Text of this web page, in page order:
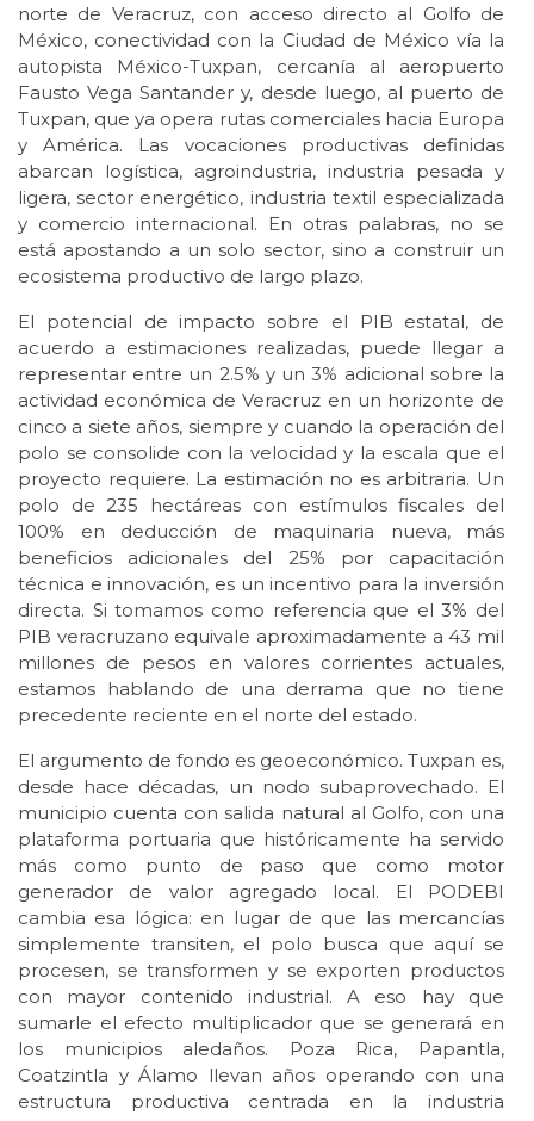
norte de Veracruz, con acceso directo al Golfo de
México, conectividad con la Ciudad de México vía la
autopista México-Tuxpan, cercanía al aeropuerto
Fausto Vega Santander y, desde luego, al puerto de
Tuxpan, que ya opera rutas comerciales hacia Europa
y América. Las vocaciones productivas definidas
abarcan logística, agroindustria, industria pesada y
ligera, sector energético, industria textil especializada
y comercio internacional. En otras palabras, no se
está apostando a un solo sector, sino a construir un
ecosistema productivo de largo plazo.
El potencial de impacto sobre el PIB estatal, de
acuerdo a estimaciones realizadas, puede llegar a
representar entre un 2.5% y un 3% adicional sobre la
actividad económica de Veracruz en un horizonte de
cinco a siete años, siempre y cuando la operación del
polo se consolide con la velocidad y la escala que el
proyecto requiere. La estimación no es arbitraria. Un
polo de 235 hectáreas con estímulos fiscales del
100% en deducción de maquinaria nueva, más
beneficios adicionales del 25% por capacitación
técnica e innovación, es un incentivo para la inversión
directa. Si tomamos como referencia que el 3% del
PIB veracruzano equivale aproximadamente a 43 mil
millones de pesos en valores corrientes actuales,
estamos hablando de una derrama que no tiene
precedente reciente en el norte del estado.
El argumento de fondo es geoeconómico. Tuxpan es,
desde hace décadas, un nodo subaprovechado. El
municipio cuenta con salida natural al Golfo, con una
plataforma portuaria que históricamente ha servido
más como punto de paso que como motor
generador de valor agregado local. El PODEBI
cambia esa lógica: en lugar de que las mercancías
simplemente transiten, el polo busca que aquí se
procesen, se transformen y se exporten productos
con mayor contenido industrial. A eso hay que
sumarle el efecto multiplicador que se generará en
los municipios aledaños. Poza Rica, Papantla,
Coatzintla y Álamo llevan años operando con una
estructura productiva centrada en la industria